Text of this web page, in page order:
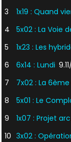
3
1x19 : Quand
4
5x02 : La Voie
5
1x23 : Les
6
6x14 : Lundi
7
7x02 : La
8
5x01 : Le
9
1x07 : Projet
10 3x02 :